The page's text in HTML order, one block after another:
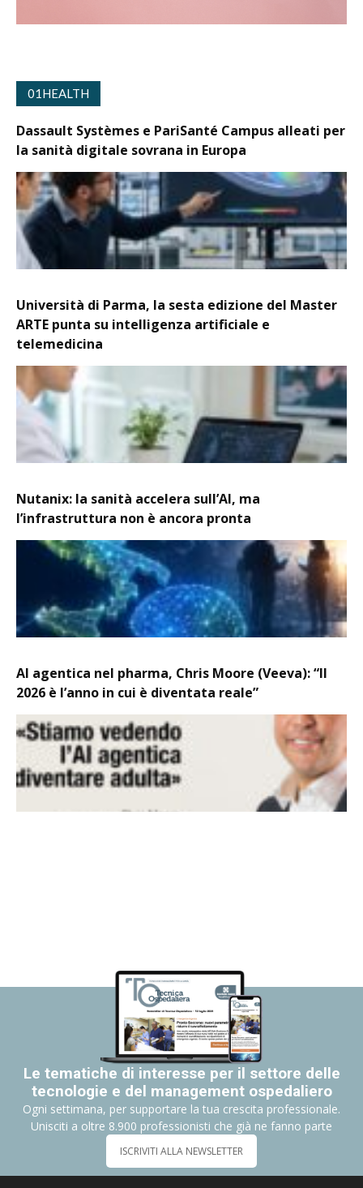
01HEALTH
Dassault Systèmes e PariSanté Campus alleati per
la sanità digitale sovrana in Europa
Università di Parma, la sesta edizione del Master
ARTE punta su intelligenza artificiale e
telemedicina
Nutanix: la sanità accelera sull’AI, ma
l’infrastruttura non è ancora pronta
AI agentica nel pharma, Chris Moore (Veeva): “Il
2026 è l’anno in cui è diventata reale”
Le tematiche di interesse per il settore delle
tecnologie e del management ospedaliero
Ogni settimana, per supportare la tua crescita professionale.
Unisciti a oltre 8.900 professionisti che già ne fanno parte
ISCRIVITI ALLA NEWSLETTER